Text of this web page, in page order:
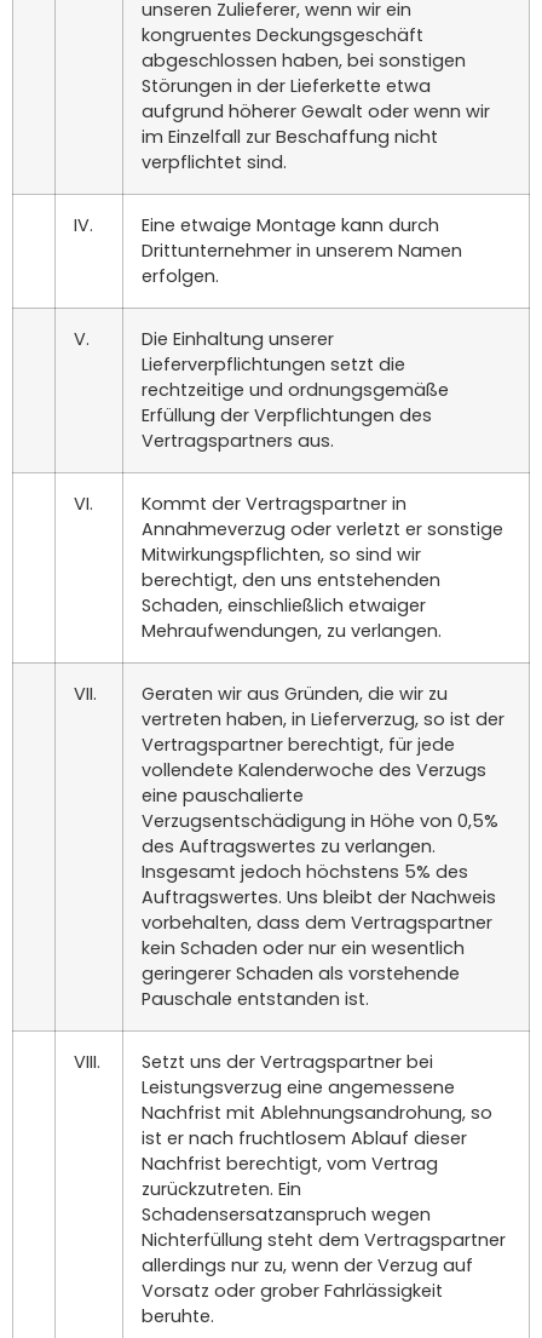
unseren Zulieferer, wenn wir ein
kongruentes Deckungsgeschäft
abgeschlossen haben, bei sonstigen
Störungen in der Lieferkette etwa
aufgrund höherer Gewalt oder wenn wir
im Einzelfall zur Beschaffung nicht
verpflichtet sind.
IV.
Eine etwaige Montage kann durch
Drittunternehmer in unserem Namen
erfolgen.
V.
Die Einhaltung unserer
Lieferverpflichtungen setzt die
rechtzeitige und ordnungsgemäße
Erfüllung der Verpflichtungen des
Vertragspartners aus.
VI.
Kommt der Vertragspartner in
Annahmeverzug oder verletzt er sonstige
Mitwirkungspflichten, so sind wir
berechtigt, den uns entstehenden
Schaden, einschließlich etwaiger
Mehraufwendungen, zu verlangen.
VII.
Geraten wir aus Gründen, die wir zu
vertreten haben, in Lieferverzug, so ist der
Vertragspartner berechtigt, für jede
vollendete Kalenderwoche des Verzugs
eine pauschalierte
Verzugsentschädigung in Höhe von 0,5%
des Auftragswertes zu verlangen.
Insgesamt jedoch höchstens 5% des
Auftragswertes. Uns bleibt der Nachweis
vorbehalten, dass dem Vertragspartner
kein Schaden oder nur ein wesentlich
geringerer Schaden als vorstehende
Pauschale entstanden ist.
VIII.
Setzt uns der Vertragspartner bei
Leistungsverzug eine angemessene
Nachfrist mit Ablehnungsandrohung, so
ist er nach fruchtlosem Ablauf dieser
Nachfrist berechtigt, vom Vertrag
zurückzutreten. Ein
Schadensersatzanspruch wegen
Nichterfüllung steht dem Vertragspartner
allerdings nur zu, wenn der Verzug auf
Vorsatz oder grober Fahrlässigkeit
beruhte.